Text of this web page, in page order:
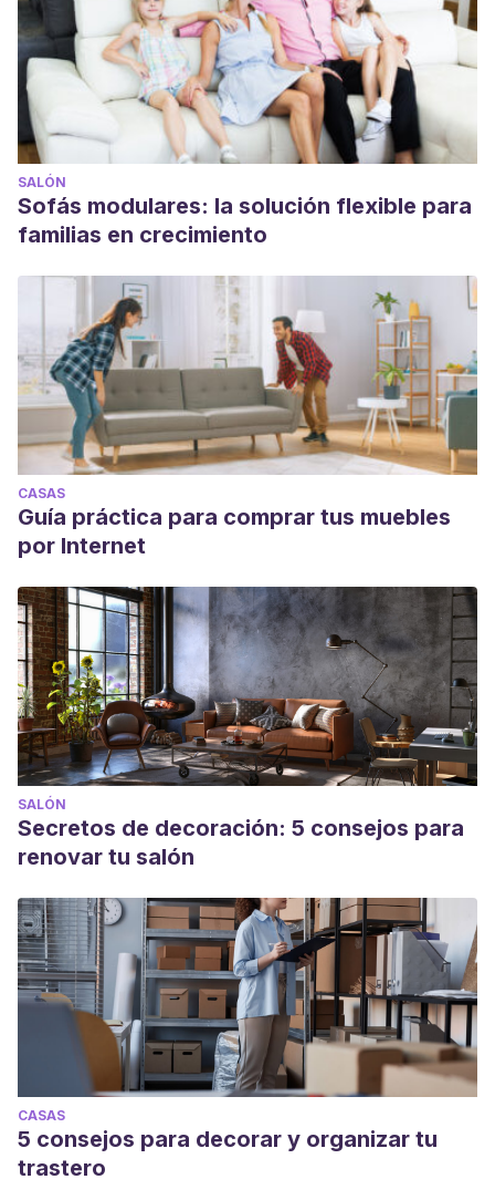
SALÓN
Sofás modulares: la solución flexible para
familias en crecimiento
CASAS
Guía práctica para comprar tus muebles
por Internet
SALÓN
Secretos de decoración: 5 consejos para
renovar tu salón
CASAS
5 consejos para decorar y organizar tu
trastero